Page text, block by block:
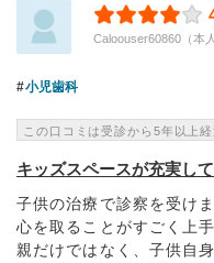
Caloouser60860（本
小児歯科
この口コミは受診から5年以上経
キッズスペースが充実し
子供の治療で診察を受け
心を取ることがすごく上
親だけではなく、子供自